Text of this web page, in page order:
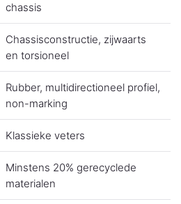
chassis
Chassisconstructie, zijwaarts
en torsioneel
Rubber, multidirectioneel profiel,
non-marking
Klassieke veters
Minstens 20% gerecyclede
materialen